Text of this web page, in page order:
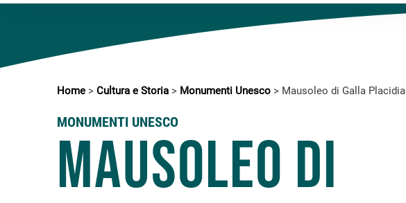
Home > Cultura e Storia > Monumenti Unesco > Mausoleo di Galla Placidia
MONUMENTI UNESCO
Mausoleo di